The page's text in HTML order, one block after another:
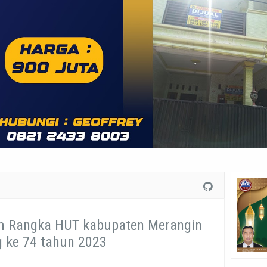
Rangka HUT kabupaten Merangin
ke 74 tahun 2023